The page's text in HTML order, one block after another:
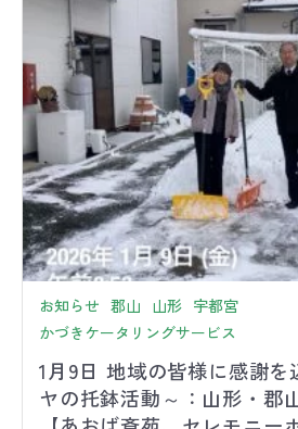
お知らせ 郡山 山形 宇都宮
かづきケータリングサービス
1月9日 地域の皆様に感謝を
ヤの托鉢活動～：山形・郡